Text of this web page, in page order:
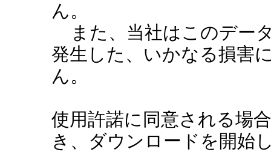
ん。
また、当社はこのデー
発生した、いかなる損害
ん。
使用許諾に同意される場
き、ダウンロードを開始